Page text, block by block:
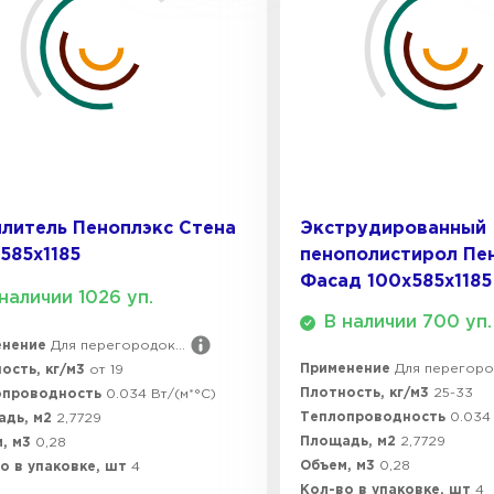
Пеноплэкс Стена
1026 уп.
Для перегородок...
кг/м3 от 19
0.034 Вт/(м*°C)
м2 2,7729
м3 0,28
в упаковке, шт 4
Экструдированный
пенополистирол
Фасад 100х585х1185
В наличии 700 уп.
Применение Для
Плотность, кг/м3 25-33
Теплопроводность 0.034
Площадь, м2 2,7729
Объем, м3 0,28
Кол-во в упаковке, шт 4